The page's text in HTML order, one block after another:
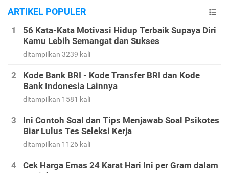
ARTIKEL POPULER
56 Kata-Kata Motivasi Hidup Terbaik Supaya Diri
Kamu Lebih Semangat dan Sukses
ditampilkan 3239 kali
Kode Bank BRI - Kode Transfer BRI dan Kode
Bank Indonesia Lainnya
ditampilkan 1581 kali
Ini Contoh Soal dan Tips Menjawab Soal Psikotes
Biar Lulus Tes Seleksi Kerja
ditampilkan 1126 kali
Cek Harga Emas 24 Karat Hari Ini per Gram dalam